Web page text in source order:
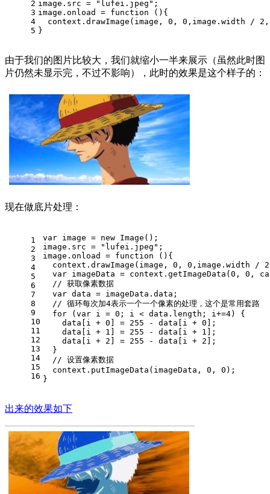
2
3
4
5
image. src = "lufei.jpeg" ;
image. onload = function ( ){
  context.
drawImage (image, 0 , 0 ,image. width / 2
}
由于我们的图片比较大，我们就缩小一半来展示（虽然此时图
片仍然未显示完，不过不影响），此时的效果是这个样子的：
现在做底片处理：
1
2
3
4
5
6
7
8
9
10
11
12
13
14
15
16
var image = new Image ();
image. src = "lufei.jpeg" ;
image. onload = function ( ){
  context.
drawImage (image, 0 , 0 ,image. width / 2
var imageData = context. getImageData (0 , 0 ,
// 获取像素数据
var data = imageData. data ;
// 循环每次加4表示一个一个像素的处理，这个是常用套路
for (var i = 0 ; i < data. length ; i+=4) {
    data[i +
0 ] = 255 - data[i + 0 ];
    data[i +
1 ] = 255 - data[i + 1 ];
    data[i +
2 ] = 255 - data[i + 2 ];
  }
// 设置像素数据
  context.
putImageData (imageData, 0 , 0 );
}
出来的效果如下